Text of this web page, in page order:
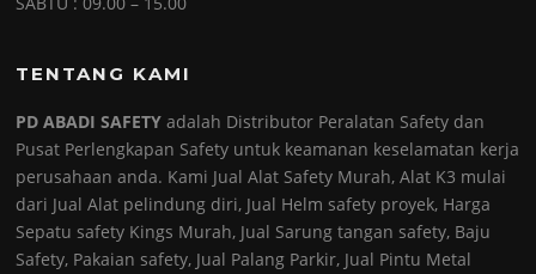
TENTANG KAMI
PD ABADI SAFETY adalah Distributor Peralatan Safety dan
Pusat Perlengkapan Safety untuk keamanan keselamatan kerja
perusahaan anda. Kami Jual Alat Safety Murah, Alat K3 mulai
dari Jual Alat pelindung diri, Jual Helm safety proyek, Harga
Sepatu safety Kings Murah, Jual Sarung tangan safety, Baju
Safety, Pakaian safety, Jual Palang Parkir, Jual Pintu Metal